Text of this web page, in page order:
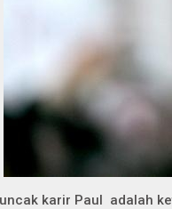
karir Paul adalah